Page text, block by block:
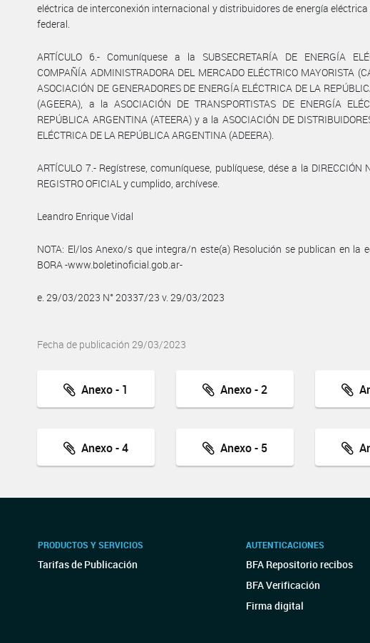
eléctrica de interconexión internacional y distribuidores de energía
federal.
ARTÍCULO 6.- Comuníquese a la SUBSECRETARÍA DE ENERGÍA
COMPAÑÍA ADMINISTRADORA DEL MERCADO ELÉCTRICO MAYORISTA
ASOCIACIÓN DE GENERADORES DE ENERGÍA ELÉCTRICA DE LA
(AGEERA), a la ASOCIACIÓN DE TRANSPORTISTAS DE ENERGÍA
REPÚBLICA ARGENTINA (ATEERA) y a la ASOCIACIÓN DE
ELÉCTRICA DE LA REPÚBLICA ARGENTINA (ADEERA).
ARTÍCULO 7.- Regístrese, comuníquese, publíquese, dése a la DIRECCIÓN
REGISTRO OFICIAL y cumplido, archívese.
Leandro Enrique Vidal
NOTA: El/los Anexo/s que integra/n este(a) Resolución se publican en la
BORA -www.boletinoficial.gob.ar-
e. 29/03/2023 N° 20337/23 v. 29/03/2023
Fecha de publicación 29/03/2023
Anexo - 1 Anexo - 2
Anexo - 4 Anexo - 5
PRODUCTOS Y SERVICIOS
Tarifas de Publicación
AUTENTICACIONES
BFA Repositorio recibos
BFA Verificación
Firma digital